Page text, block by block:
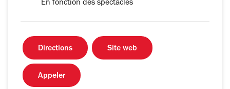
En fonction des spectacles
Directions Site web
Appeler